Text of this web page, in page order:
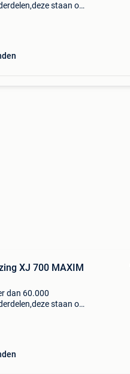
staan op
XJ 700 MAXIM
dan 60.000
staan op